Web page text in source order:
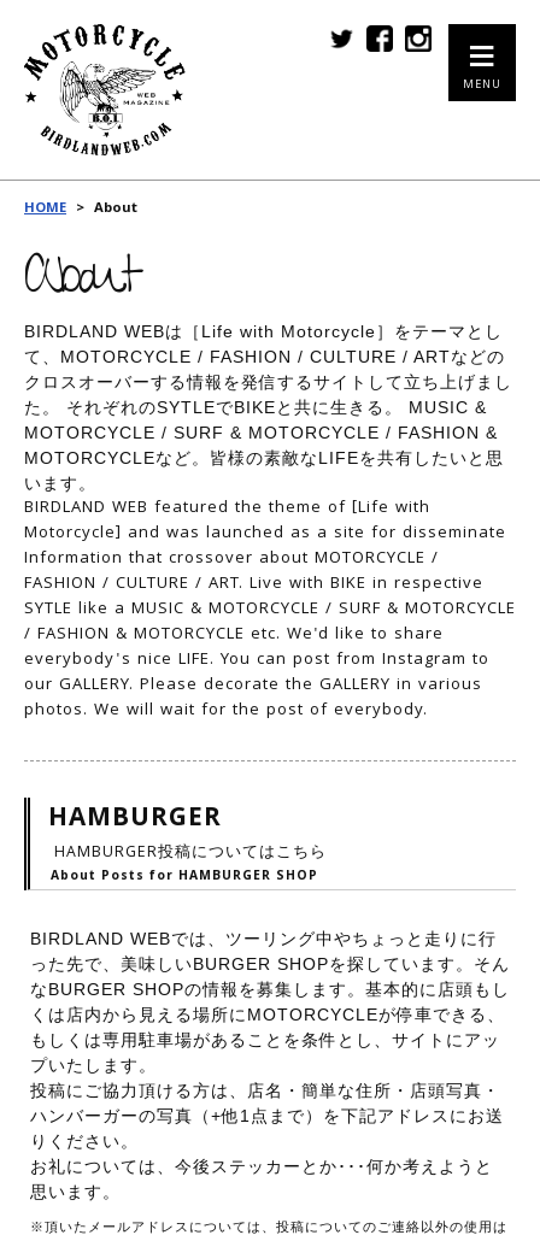
MENU
HOME > About
About
BIRDLAND WEBは［Life with Motorcycle］をテーマとし
て、MOTORCYCLE / FASHION / CULTURE / ARTなどの
クロスオーバーする情報を発信するサイトして立ち上げまし
た。 それぞれのSYTLEでBIKEと共に生きる。 MUSIC &
MOTORCYCLE / SURF & MOTORCYCLE / FASHION &
MOTORCYCLEなど。皆様の素敵なLIFEを共有したいと思
います。
BIRDLAND WEB featured the theme of [Life with
Motorcycle] and was launched as a site for disseminate
Information that crossover about MOTORCYCLE /
FASHION / CULTURE / ART. Live with BIKE in respective
SYTLE like a MUSIC & MOTORCYCLE / SURF & MOTORCYCLE
/ FASHION & MOTORCYCLE etc. We'd like to share
everybody's nice LIFE. You can post from Instagram to
our GALLERY. Please decorate the GALLERY in various
photos. We will wait for the post of everybody.
HAMBURGER
HAMBURGER投稿についてはこちら
About Posts for HAMBURGER SHOP
BIRDLAND WEBでは、ツーリング中やちょっと走りに行
った先で、美味しいBURGER SHOPを探しています。そん
なBURGER SHOPの情報を募集します。基本的に店頭もし
くは店内から見える場所にMOTORCYCLEが停車できる、
もしくは専用駐車場があることを条件とし、サイトにアッ
プいたします。
投稿にご協力頂ける方は、店名・簡単な住所・店頭写真・
ハンバーガーの写真（+他1点まで）を下記アドレスにお送
りください。
お礼については、今後ステッカーとか･･･何か考えようと
思います。
※頂いたメールアドレスについては、投稿についてのご連絡以外の使用は